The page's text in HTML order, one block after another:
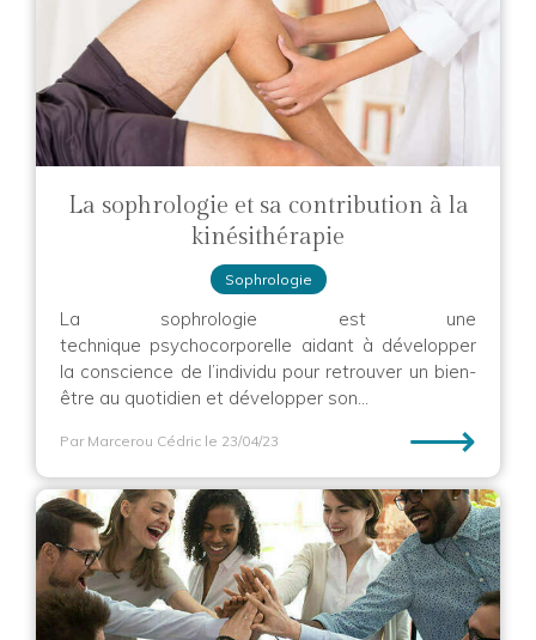
La sophrologie et sa contribution à la
kinésithérapie
Sophrologie
La sophrologie est une
technique psychocorporelle aidant à développer
la conscience de l’individu pour retrouver un bien-
être au quotidien et développer son...
Par Marcerou Cédric le 23/04/23 ⟶